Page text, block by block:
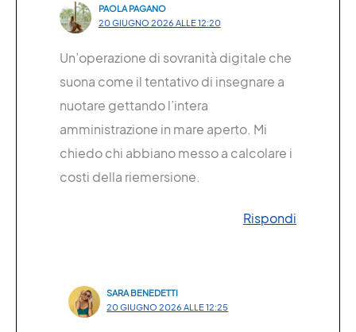
PAOLA PAGANO
20 GIUGNO 2026 ALLE 12:20
Un’operazione di sovranità digitale che
suona come il tentativo di insegnare a
nuotare gettando l’intera
amministrazione in mare aperto. Mi
chiedo chi abbiano messo a calcolare i
costi della riemersione.
Rispondi
SARA BENEDETTI
20 GIUGNO 2026 ALLE 12:25